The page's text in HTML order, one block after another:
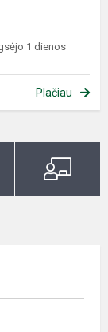
1 dienos
Plačiau